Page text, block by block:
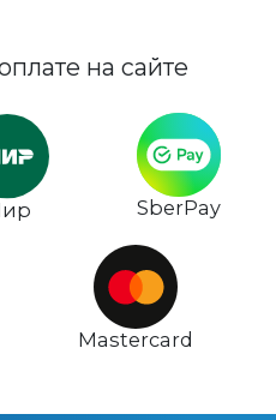
на сайте
SberPay
Mastercard